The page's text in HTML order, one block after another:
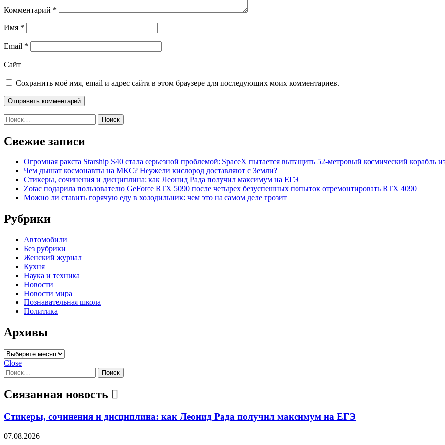
Комментарий *
Имя *
Email *
Сайт
Сохранить моё имя, email и адрес сайта в этом браузере для последующих моих комментариев.
Найти:
Свежие записи
Огромная ракета Starship S40 стала серьезной проблемой: SpaceX пытается вытащить 52-метровый космический
Чем дышат космонавты на МКС? Неужели кислород доставляют с Земли?
Стикеры, сочинения и дисциплина: как Леонид Рада получил максимум на ЕГЭ
Zotac подарила пользователю GeForce RTX 5090 после четырех безуспешных попыток отремонтировать RTX 4090
Можно ли ставить горячую еду в холодильник: чем это на самом деле грозит
Рубрики
Автомобили
Без рубрики
Женский журнал
Кухня
Наука и техника
Новости
Новости мира
Познавательная школа
Политика
Архивы
Архивы
Close
Найти:
Связанная новость
Стикеры, сочинения и дисциплина: как Леонид Рада получил максимум на ЕГЭ
07.08.2026